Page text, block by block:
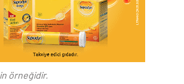
örneğidir.